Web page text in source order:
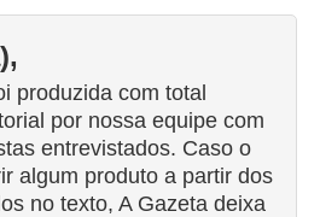
produzida com total
por nossa equipe com
entrevistados. Caso o
algum produto a partir dos
no texto, A Gazeta deixa